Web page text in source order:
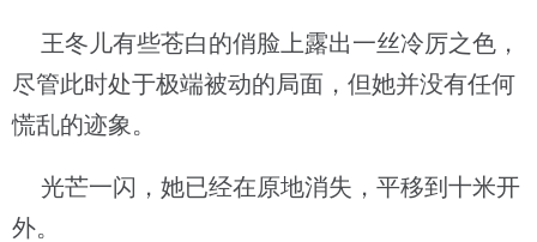
王冬儿有些苍白的俏脸上露出一丝冷厉之色，
尽管此时处于极端被动的局面，但她并没有任何
慌乱的迹象。
光芒一闪，她已经在原地消失，平移到十米开
外。